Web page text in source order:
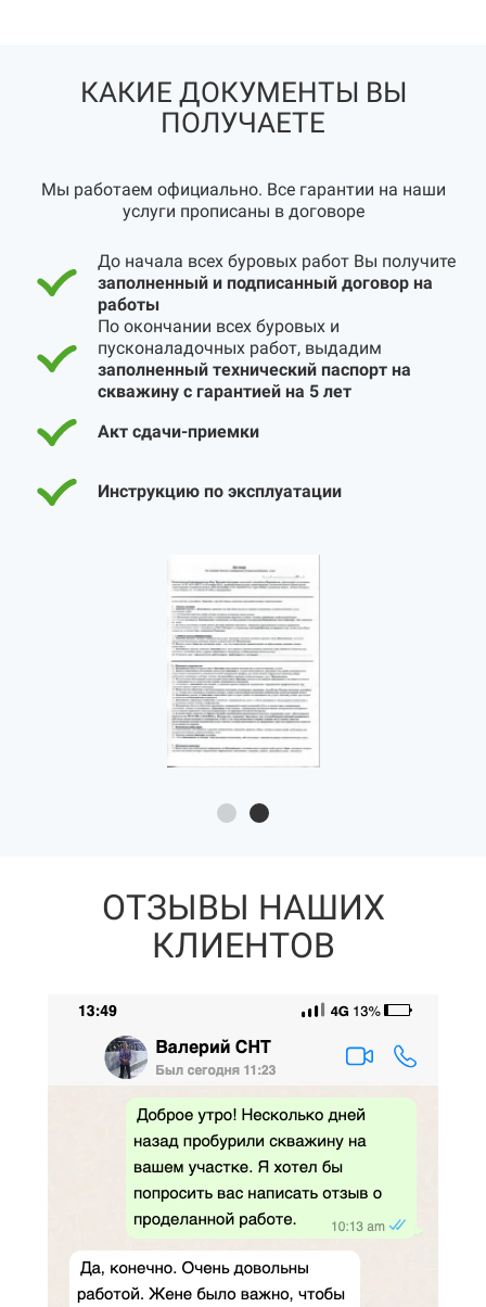
КАКИЕ ДОКУМЕНТЫ ВЫ
ПОЛУЧАЕТЕ
Мы работаем официально. Все гарантии на наши
услуги прописаны в договоре
До начала всех буровых работ Вы получите
заполненный и подписанный договор на
работы
По окончании всех буровых и
пусконаладочных работ, выдадим
заполненный технический паспорт на
скважину с гарантией на 5 лет
Акт сдачи-приемки
Инструкцию по эксплуатации
ОТЗЫВЫ НАШИХ
КЛИЕНТОВ